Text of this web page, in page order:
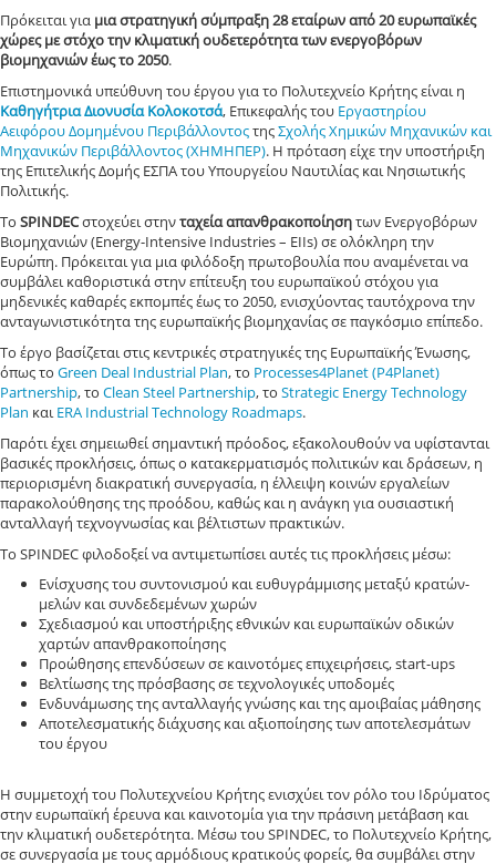
Πρόκειται για μια στρατηγική σύμπραξη 28 εταίρων από 20 ευρωπαϊκές
χώρες με στόχο την κλιματική ουδετερότητα των ενεργοβόρων
βιομηχανιών έως το 2050.
Επιστημονικά υπεύθυνη του έργου για το Πολυτεχνείο Κρήτης είναι η
Καθηγήτρια Διονυσία Κολοκοτσά, Επικεφαλής του Εργαστηρίου
Αειφόρου Δομημένου ΠεριβάλλοντοςτηςΣχολής Χημικών Μηχανικών και
Μηχανικών Περιβάλλοντος (ΧΗΜΗΠΕΡ). Η πρόταση είχε την υποστήριξη
της Επιτελικής Δομής ΕΣΠΑ του Υπουργείου Ναυτιλίας και Νησιωτικής
Πολιτικής.
Το SPINDECστοχεύει στηνταχεία απανθρακοποίησητων Ενεργοβόρων
Βιομηχανιών (Energy-Intensive Industries – EIIs) σε ολόκληρη την
Ευρώπη. Πρόκειται για μια φιλόδοξη πρωτοβουλία που αναμένεται να
συμβάλει καθοριστικά στην επίτευξη του ευρωπαϊκού στόχου για
μηδενικές καθαρές εκπομπές έως το 2050, ενισχύοντας ταυτόχρονα την
ανταγωνιστικότητα της ευρωπαϊκής βιομηχανίας σε παγκόσμιο επίπεδο.
Το έργο βασίζεται στις κεντρικές στρατηγικές της Ευρωπαϊκής Ένωσης,
όπως το Green Deal Industrial Plan, το Processes4Planet (P4Planet)
Partnership, το Clean Steel Partnership, το Strategic Energy Technology
Plan καιERA Industrial Technology Roadmaps.
Παρότι έχει σημειωθεί σημαντική πρόοδος, εξακολουθούν να υφίστανται
βασικές προκλήσεις, όπως ο κατακερματισμός πολιτικών και δράσεων, η
περιορισμένη διακρατική συνεργασία, η έλλειψη κοινών εργαλείων
παρακολούθησης της προόδου, καθώς και η ανάγκη για ουσιαστική
ανταλλαγή τεχνογνωσίας και βέλτιστων πρακτικών.
Το SPINDEC φιλοδοξεί να αντιμετωπίσει αυτές τις προκλήσεις μέσω:
Ενίσχυσης του συντονισμού και ευθυγράμμισης μεταξύ κρατών-
μελών και συνδεδεμένων χωρών
Σχεδιασμού και υποστήριξης εθνικών και ευρωπαϊκών οδικών
χαρτών απανθρακοποίησης
Προώθησης επενδύσεων σε καινοτόμες επιχειρήσεις, start-ups
Βελτίωσης της πρόσβασης σε τεχνολογικές υποδομές
Ενδυνάμωσης της ανταλλαγής γνώσης και της αμοιβαίας μάθησης
Αποτελεσματικής διάχυσης και αξιοποίησης των αποτελεσμάτων
του έργου
Η συμμετοχή του Πολυτεχνείου Κρήτης ενισχύει τον ρόλο του Ιδρύματος
στην ευρωπαϊκή έρευνα και καινοτομία για την πράσινη μετάβαση και
την κλιματική ουδετερότητα. Μέσω του SPINDEC, το Πολυτεχνείο Κρήτης,
σε συνεργασία με τους αρμόδιους κρατικούς φορείς, θα συμβάλει στην